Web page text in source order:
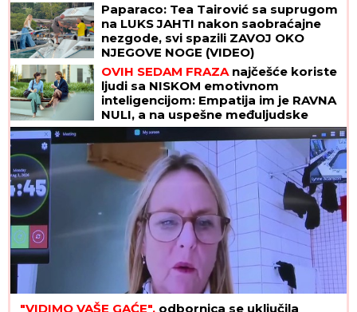
Paparaco: Tea Tairović sa suprugom
na LUKS JAHTI nakon saobraćajne
nezgode, svi spazili ZAVOJ OKO
NJEGOVE NOGE (VIDEO)
OVIH SEDAM FRAZA najčešće koriste
ljudi sa NISKOM emotivnom
inteligencijom: Empatija im je RAVNA
NULI, a na uspešne međuljudske
odnose mogu da zaborave
"VIDIMO VAŠE GAĆE", odbornica se uključila